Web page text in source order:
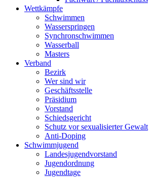
Wettkämpfe
Schwimmen
Wasserspringen
Synchronschwimmen
Wasserball
Masters
Verband
Bezirk
Wer sind wir
Geschäftsstelle
Präsidium
Vorstand
Schiedsgericht
Schutz vor sexualisierter Gewalt
Anti-Doping
Schwimmjugend
Landesjugendvorstand
Jugendordnung
Jugendtage